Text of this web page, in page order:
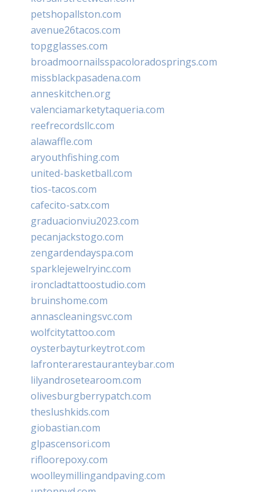
petshopallston.com
avenue26tacos.com
topgglasses.com
broadmoornailsspacoloradosprings.com
missblackpasadena.com
anneskitchen.org
valenciamarketytaqueria.com
reefrecordsllc.com
alawaffle.com
aryouthfishing.com
united-basketball.com
tios-tacos.com
cafecito-satx.com
graduacionviu2023.com
pecanjackstogo.com
zengardendayspa.com
sparklejewelryinc.com
ironcladtattoostudio.com
bruinshome.com
annascleaningsvc.com
wolfcitytattoo.com
oysterbayturkeytrot.com
lafronterarestauranteybar.com
lilyandrosetearoom.com
olivesburgberrypatch.com
theslushkids.com
giobastian.com
glpascensori.com
rifloorepoxy.com
woolleymillingandpaving.com